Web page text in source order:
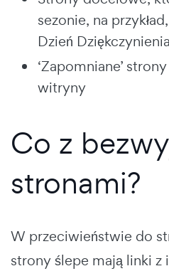
sezonie, na
Dzień
‘Zapomniane’
witryny
Co z
stronami?
W przeciwieństwie do
strony ślepe mają linki z